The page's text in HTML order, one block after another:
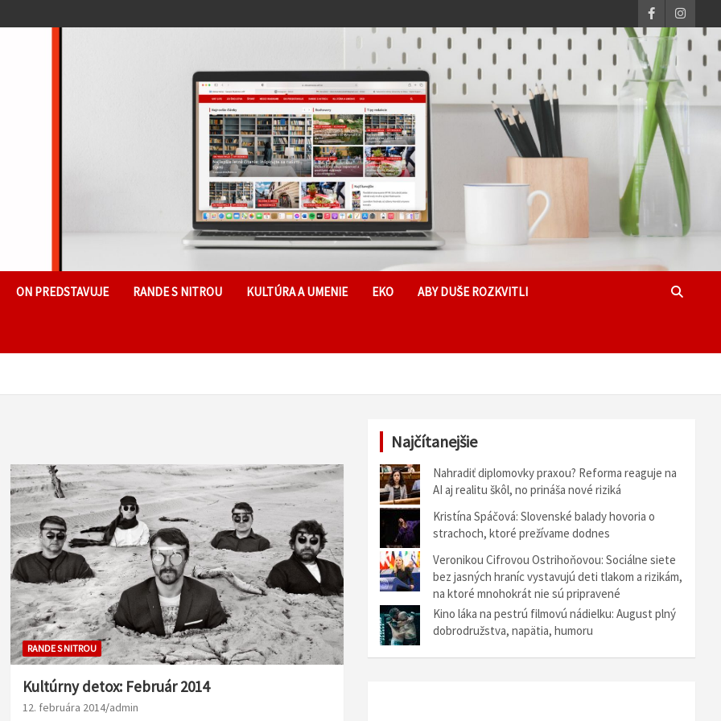
ON PREDSTAVUJE RANDE S NITROU KULTÚRA A UMENIE EKO ABY DUŠE ROZKVITLI
RANDE S NITROU
Kultúrny detox: Február 2014
12. februára 2014 admin
Najčítanejšie
Nahradiť diplomovky praxou? Reforma reaguje na
AI aj realitu škôl, no prináša nové riziká
Kristína Spáčová: Slovenské balady hovoria o
strachoch, ktoré prežívame dodnes
Veronikou Cifrovou Ostrihoňovou: Sociálne siete
bez jasných hraníc vystavujú deti tlakom a rizikám,
na ktoré mnohokrát nie sú pripravené
Kino láka na pestrú filmovú nádielku: August plný
dobrodružstva, napätia, humoru